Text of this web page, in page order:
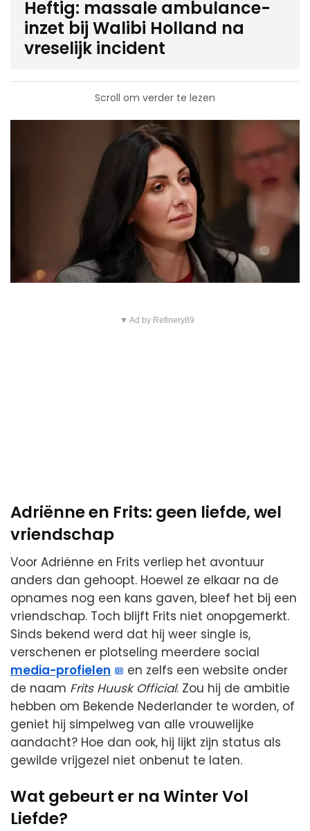
Heftig: massale ambulance-
inzet bij Walibi Holland na
vreselijk incident
Scroll om verder te lezen
▼ Ad by Refinery89
Adriënne en Frits: geen liefde, wel
vriendschap
Voor Adriënne en Frits verliep het avontuur
anders dan gehoopt. Hoewel ze elkaar na de
opnames nog een kans gaven, bleef het bij een
vriendschap. Toch blijft Frits niet onopgemerkt.
Sinds bekend werd dat hij weer single is,
verschenen er plotseling meerdere social
media-profielen
en zelfs een website onder
de naam Frits Huusk Official. Zou hij de ambitie
hebben om Bekende Nederlander te worden, of
geniet hij simpelweg van alle vrouwelijke
aandacht? Hoe dan ook, hij lijkt zijn status als
gewilde vrijgezel niet onbenut te laten.
Wat gebeurt er na Winter Vol
Liefde?